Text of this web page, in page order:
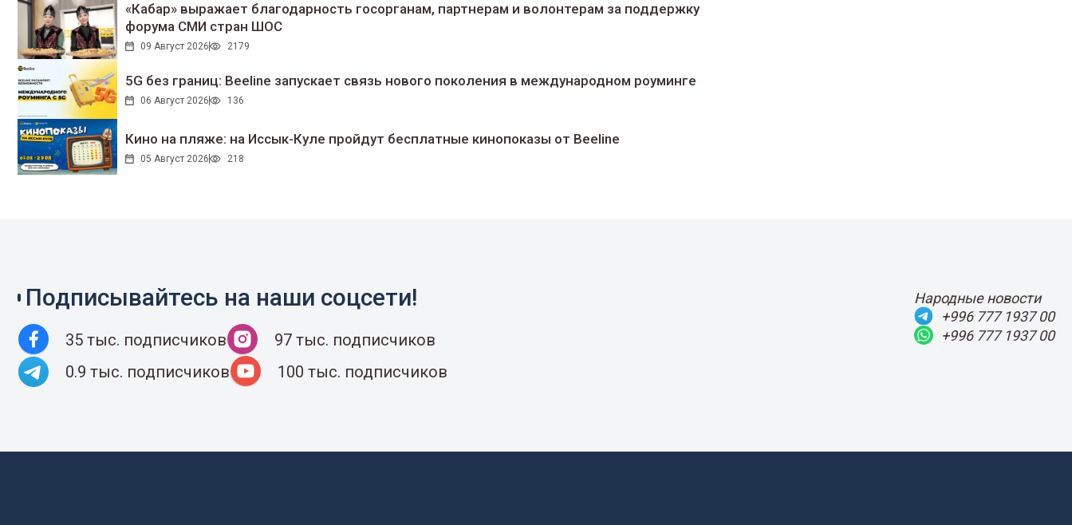
«Кабар» выражает благодарность госорганам, партнерам и волонтерам за поддержку
форума СМИ стран ШОС
09 Август 2026 2179
5G без границ: Beeline запускает связь нового поколения в международном роуминге
06 Август 2026 136
Кино на пляже: на Иссык-Куле пройдут беcплатные кинопоказы от Beeline
05 Август 2026 218
Подписывайтесь на наши соцсети!
35 тыс. подписчиков
97 тыс. подписчиков
0.9 тыс. подписчиков
100 тыс. подписчиков
Народные новости
+996 777 1937 00
+996 777 1937 00